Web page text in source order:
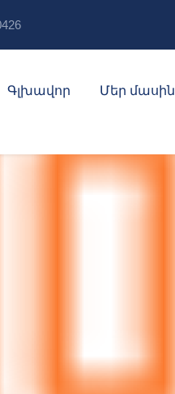
Գլխավոր Մեր մասին